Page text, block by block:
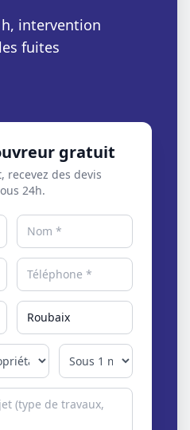
intervention
fuites
gratuit
recevez des devis
24h.